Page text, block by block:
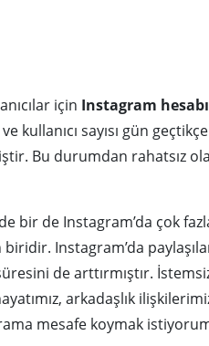
için Instagram
kullanıcı sayısı gün
Bu durumdan rahatsız
bir de Instagram’da çok
biridir. Instagram’da
de arttırmıştır.
hayatımız, arkadaşlık
mesafe koymak